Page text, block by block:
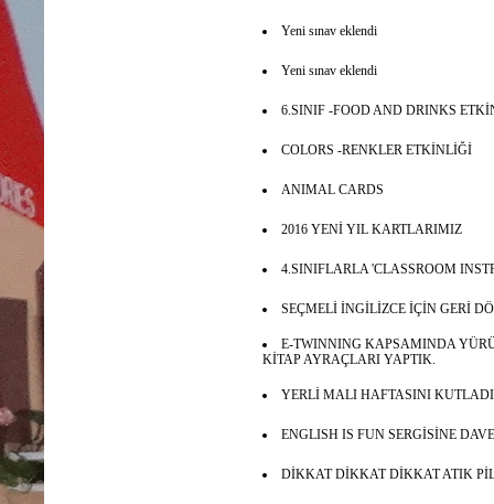
Yeni sınav eklendi
Yeni sınav eklendi
6.SINIF -FOOD AND DRINKS
COLORS -RENKLER ETKİNLİĞİ
ANIMAL CARDS
2016 YENİ YIL KARTLARIMIZ
4.SINIFLARLA 'CLASSROOM
SEÇMELİ İNGİLİZCE İÇİN GERİ
E-TWINNING KAPSAMINDA
KİTAP AYRAÇLARI YAPTIK.
YERLİ MALI HAFTASINI
ENGLISH IS FUN SERGİSİNE
DİKKAT DİKKAT DİKKAT ATIK